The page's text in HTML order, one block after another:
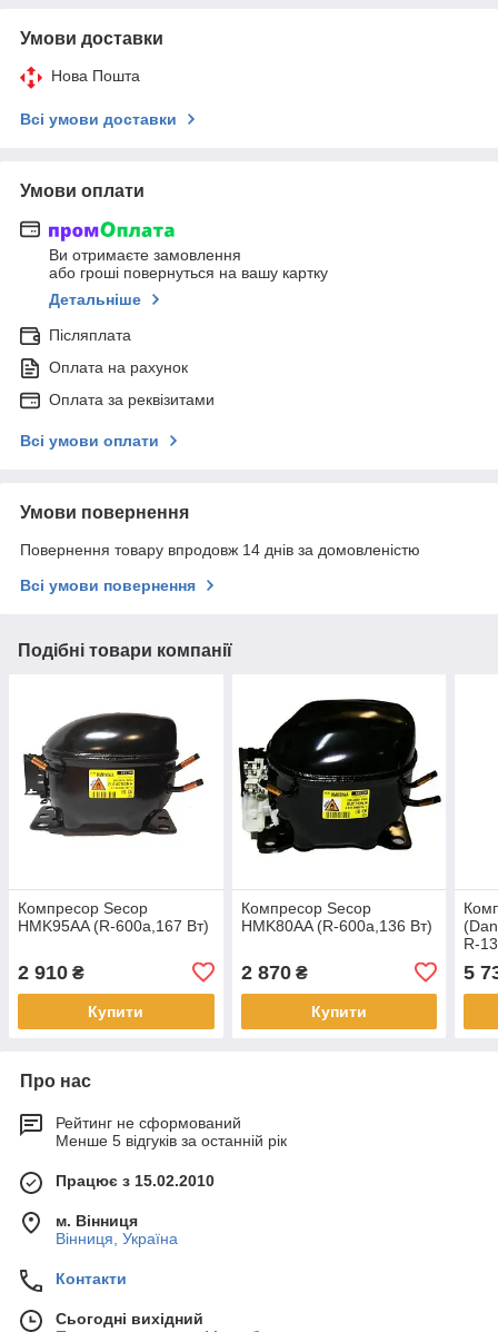
Умови доставки
Нова Пошта
Всі умови доставки
Умови оплати
Ви отримаєте замовлення
або гроші повернуться на вашу картку
Детальніше
Післяплата
Оплата на рахунок
Оплата за реквізитами
Всі умови оплати
Умови повернення
Повернення товару впродовж 14 днів за домовленістю
Всі умови повернення
Подібні товари компанії
Компресор Secop
HMK95AA (R-600a,167 Вт)
2 910 ₴
Купити
Компресор Secop
HMK80AA (R-600a,136 Вт)
2 870₴
Купити
R-
5
Про нас
Рейтинг не сформований
Менше 5 відгуків за останній рік
Працює з 15.02.2010
м. Вінниця
Вінниця, Україна
Контакти
Сьогодні вихідний